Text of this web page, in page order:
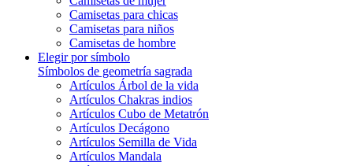
Camisetas para chicas
Camisetas para niños
Camisetas de hombre
Elegir por símbolo
Símbolos de geometría sagrada
Artículos Árbol de la vida
Artículos Chakras indios
Artículos Cubo de Metatrón
Artículos Decágono
Artículos Semilla de Vida
Artículos Mandala